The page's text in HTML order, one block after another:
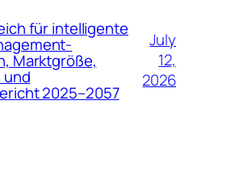
für intelligente
Marktgröße,
und
2025–2057
July
12,
2026